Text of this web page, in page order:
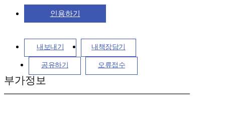
인용하기
내보내기 내책장담기
공유하기 오류접수
부가정보